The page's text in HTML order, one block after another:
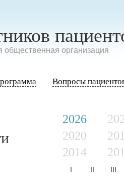
общественная организация
Вопросы
2026
2020
2014
I II III